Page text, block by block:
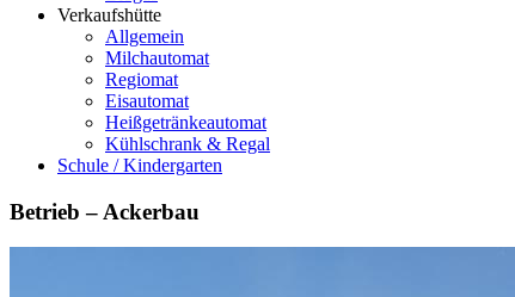
Verkaufshütte
Allgemein
Milchautomat
Regiomat
Eisautomat
Heißgetränkeautomat
Kühlschrank & Regal
Schule / Kindergarten
Betrieb – Ackerbau